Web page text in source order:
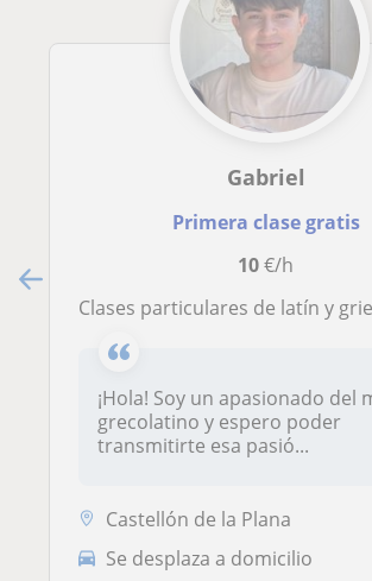
Gabriel
Primera clase gratis
10€/h
Clases particulares de latín y griego por un exalumno con
¡Hola! Soy un apasionado del
grecolatino y espero poder
transmitirte esa pasió...
Castellón de la Plana
Se desplaza a domicilio